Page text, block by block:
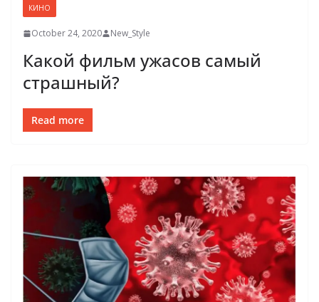
КИНО
October 24, 2020 New_Style
Какой фильм ужасов самый
страшный?
Read more